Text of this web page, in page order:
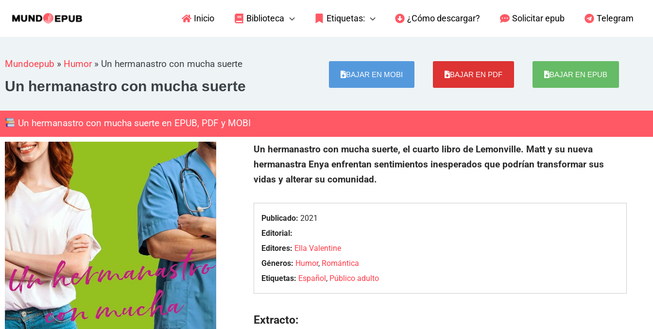
Inicio Biblioteca Etiquetas: ¿Cómo descargar? Solicitar epub Telegram
Mundoepub » Humor» Un hermanastro con mucha suerte
Un hermanastro con mucha suerte
BAJAR EN MOBI BAJAR EN PDF BAJAR EN EPUB
Un hermanastro con mucha suerte en EPUB, PDF y MOBI
Un hermanastro con mucha suerte, el cuarto libro de Lemonville. Matt y su nueva
hermanastra Enya enfrentan sentimientos inesperados que podrían transformar sus
vidas y alterar su comunidad.
Publicado: 2021
Editorial:
Editores: Ella Valentine
Géneros: Humor, Romántica
Etiquetas: Español, Público adulto
Extracto: